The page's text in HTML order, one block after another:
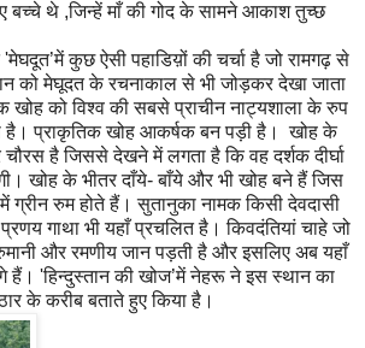
बच्चे थे ,जिन्हें माँ की गोद के सामने आकाश तुच्छ
'मेघदूत’में कुछ ऐसी पहाडिय़ों की चर्चा है जो रामगढ़ से
को मेघूदत के रचनाकाल से भी जोड़कर देखा जाता
खोह को विश्व की सबसे प्राचीन नाट्यशाला के रुप
है। प्राकृतिक खोह आकर्षक बन पड़ी है। खोह के
है जिससे देखने में लगता है कि वह दर्शक दीर्घा
खोह के भीतर दाँये-बाँये और भी खोह बने हैं जिस
रुम होते हैं। सुतानुका नामक किसी देवदासी
प्रणय गाथा भी यहाँ प्रचलित है। किवदंतियां चाहे जो
और रमणीय जान पड़ती है और इसलिए अब यहाँ
हैं। 'हिन्दुस्तान की खोज’में नेहरूने इस स्थान का
के करीब बताते हुए किया है।